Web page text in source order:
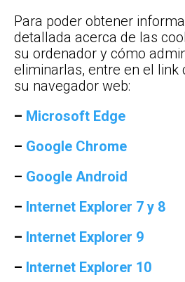
Para poder obtener
detallada acerca de las
su ordenador y cómo
eliminarlas, entre en el link
su navegador web:
– Microsoft Edge
– Google Chrome
– Google Android
– Internet Explorer 7 y 8
– Internet Explorer 9
– Internet Explorer 10